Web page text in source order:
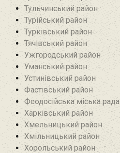
Тульчинський район
Турійський район
Турківський район
Тячівський район
Ужгородський район
Уманський район
Устинівський район
Фастівський район
Феодосійська міська рада
Харківський район
Хмельницький район
Хмільницький район
Хорольський район